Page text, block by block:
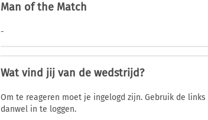
Man of the Match
-
Wat vind jij van de wedstrijd?
Om te reageren moet je ingelogd zijn. Gebruik de
danwel in te loggen.